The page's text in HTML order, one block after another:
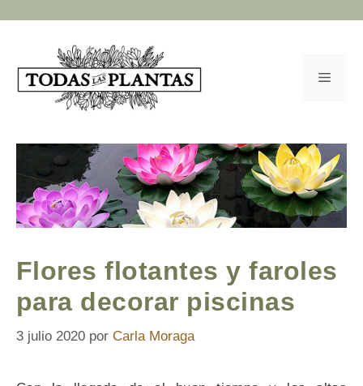
Menú
Flores flotantes y faroles
para decorar piscinas
3 julio 2020 por Carla Moraga